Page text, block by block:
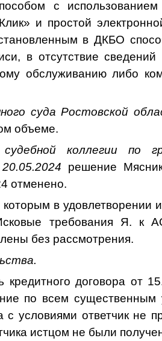
с
и простой
в ДКБО
в отсутствие
обслуживанию либо
суда Ростовской
объеме.
коллегии по
решение
отменено.
в удовлетворении
требования Я. к
лены без рассмотрения.
договора от
по всем существенным
с условиями ответчик не
истцом не были